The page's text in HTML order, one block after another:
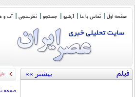
صفحه اول تماس با ما آرشیو جستجو نظرسنجی آب و
فیلم بیشتر »»
صفحه